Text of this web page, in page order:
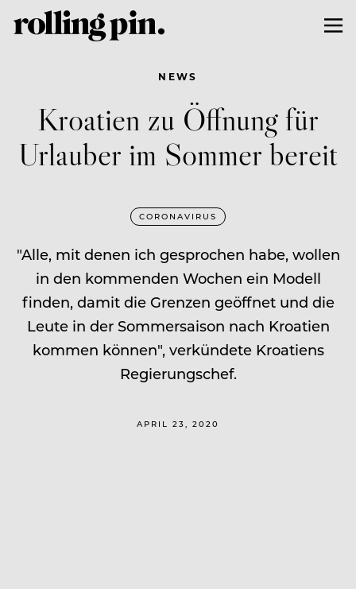
NEWS
Kroatien zu Öffnung für
Urlauber im Sommer bereit
CORONAVIRUS
"Alle, mit denen ich gesprochen habe, wollen
in den kommenden Wochen ein Modell
finden, damit die Grenzen geöffnet und die
Leute in der Sommersaison nach Kroatien
kommen können", verkündete Kroatiens
Regierungschef.
APRIL 23, 2020